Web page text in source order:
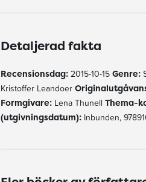
Detaljerad fakta
Recensionsdag:2015-10-15 Genre:
Kristoffer Leandoer
Formgivare:Lena Thunell Thema-
(utgivningsdatum):Inbunden,